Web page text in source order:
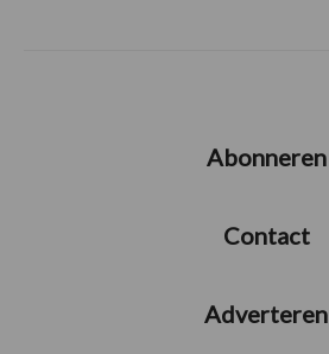
Abonneren
Contact
Adverteren